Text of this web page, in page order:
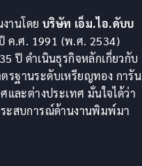
านโดย บริษัท เอ็ม.ไอ.ดับบ
ค.ศ. 1991 (พ.ศ. 2534)
ปี ดำเนินธุรกิจหลักเกี่ยวกับ
ฐานระดับเหรียญทอง การัน
และต่างประเทศ มั่นใจได้ว่า
ะสบการณ์ด้านงานพิมพ์มา